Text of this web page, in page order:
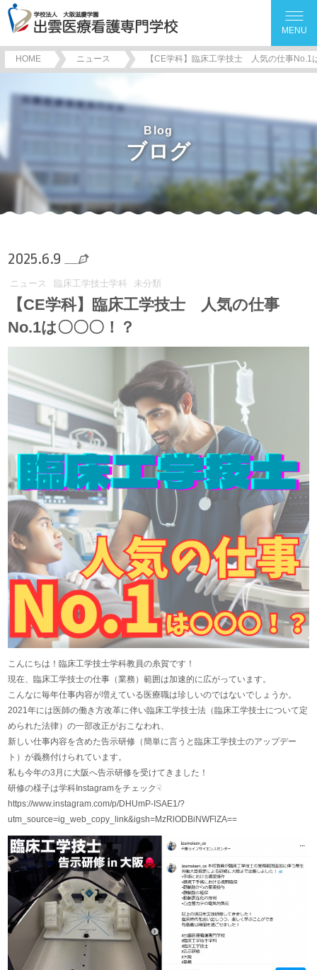
MENU
HOME ニュース 【CE学科】臨床工学技士 人気の仕事No.1
Blog
ブログ
2025.6.9
ニュース 臨床工学技士学科 未分類
【CE学科】臨床工学技士 人気の仕事
No.1は〇〇〇！？
こんにちは！臨床工学技士学科教員の糸賀です！
現在、臨床工学技士の仕事（業務）範囲は加速的に広がっています。
こんなに毎年仕事内容が増えている医療職は珍しいのではないでしょうか。
2021年には医師の働き方改革に伴い臨床工学技士法（臨床工学技士について定
められた法律）の一部改正がおこなわれ、
新しい仕事内容を含めた告示研修（簡単に言うと臨床工学技士のアップデー
ト）が義務付けられています。
私も今年の3月に大阪へ告示研修を受けてきました！
研修の様子は学科Instagramをチェック☟
https://www.instagram.com/p/DHUmP-ISAE1/?
utm_source=ig_web_copy_link&igsh=MzRlODBiNWFlZA==